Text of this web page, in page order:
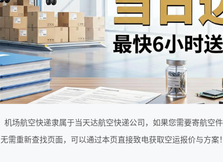
机场航空快递隶属于当天达航空快递公司，如果您需要寄航空件
无需重新查找页面，可以通过本页直接致电获取空运报价与方案